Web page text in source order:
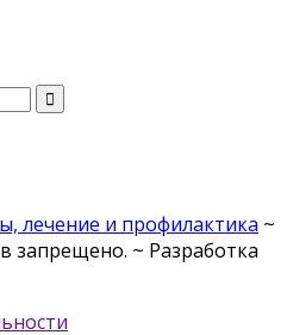
лечение и профилактика ~
запрещено. ~ Разработка